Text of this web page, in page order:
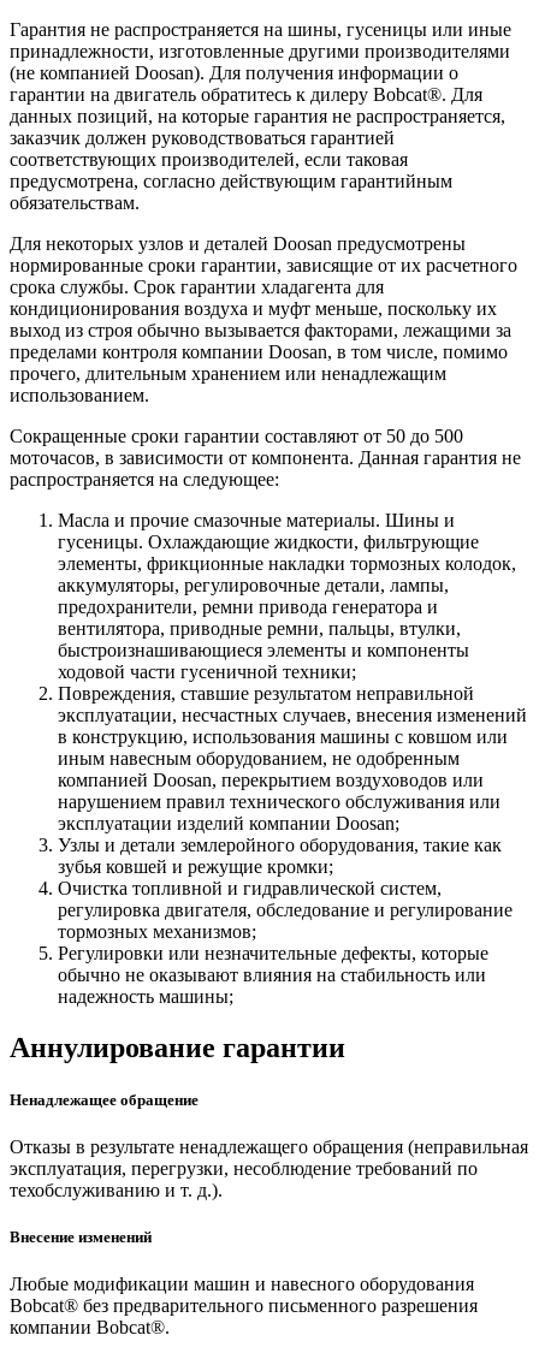
Гарантия не распространяется на шины, гусеницы или иные
принадлежности, изготовленные другими производителями
(не компанией Doosan). Для получения информации о
гарантии на двигатель обратитесь к дилеру Bobcat®. Для
данных позиций, на которые гарантия не распространяется,
заказчик должен руководствоваться гарантией
соответствующих производителей, если таковая
предусмотрена, согласно действующим гарантийным
обязательствам.
Для некоторых узлов и деталей Doosan предусмотрены
нормированные сроки гарантии, зависящие от их расчетного
срока службы. Срок гарантии хладагента для
кондиционирования воздуха и муфт меньше, поскольку их
выход из строя обычно вызывается факторами, лежащими за
пределами контроля компании Doosan, в том числе, помимо
прочего, длительным хранением или ненадлежащим
использованием.
Сокращенные сроки гарантии составляют от 50 до 500
моточасов, в зависимости от компонента. Данная гарантия не
распространяется на следующее:
Масла и прочие смазочные материалы. Шины и
гусеницы. Охлаждающие жидкости, фильтрующие
элементы, фрикционные накладки тормозных колодок,
аккумуляторы, регулировочные детали, лампы,
предохранители, ремни привода генератора и
вентилятора, приводные ремни, пальцы, втулки,
быстроизнашивающиеся элементы и компоненты
ходовой части гусеничной техники;
Повреждения, ставшие результатом неправильной
эксплуатации, несчастных случаев, внесения изменений
в конструкцию, использования машины с ковшом или
иным навесным оборудованием, не одобренным
компанией Doosan, перекрытием воздуховодов или
нарушением правил технического обслуживания или
эксплуатации изделий компании Doosan;
Узлы и детали землеройного оборудования, такие как
зубья ковшей и режущие кромки;
Очистка топливной и гидравлической систем,
регулировка двигателя, обследование и регулирование
тормозных механизмов;
Регулировки или незначительные дефекты, которые
обычно не оказывают влияния на стабильность или
надежность машины;
Аннулирование гарантии
Ненадлежащее обращение
Отказы в результате ненадлежащего обращения (неправильная
эксплуатация, перегрузки, несоблюдение требований по
техобслуживанию и т. д.).
Внесение изменений
Любые модификации машин и навесного оборудования
Bobcat® без предварительного письменного разрешения
компании Bobcat®.